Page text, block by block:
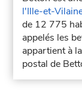
l'Ille-et-
de 12 775
appelés les
appartient à la
postal de